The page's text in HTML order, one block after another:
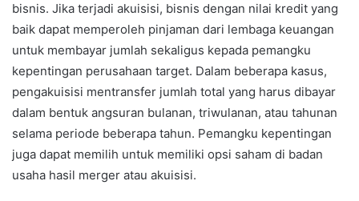
bisnis. Jika terjadi akuisisi, bisnis dengan nilai kredit yang
baik dapat memperoleh pinjaman dari lembaga keuangan
untuk membayar jumlah sekaligus kepada pemangku
kepentingan perusahaan target. Dalam beberapa kasus,
pengakuisisi mentransfer jumlah total yang harus dibayar
dalam bentuk angsuran bulanan, triwulanan, atau tahunan
selama periode beberapa tahun. Pemangku kepentingan
juga dapat memilih untuk memiliki opsi saham di badan
usaha hasil merger atau akuisisi.